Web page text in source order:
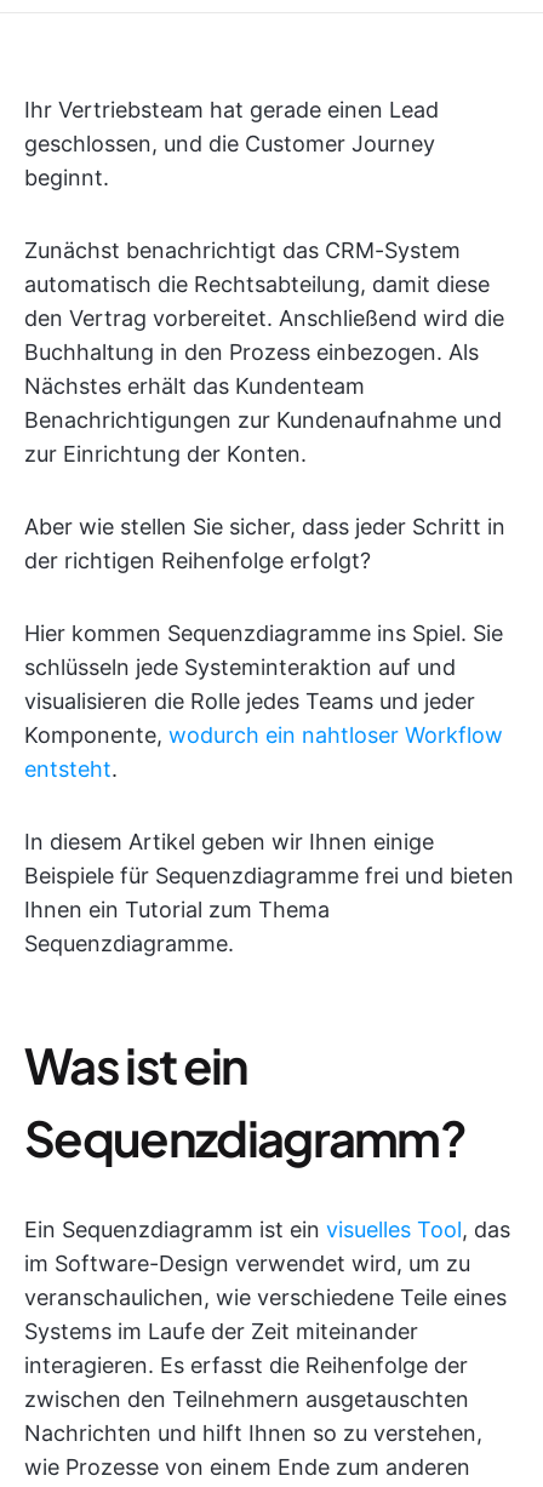
Ihr Vertriebsteam hat gerade einen Lead
geschlossen, und die Customer Journey
beginnt.
Zunächst benachrichtigt das CRM-System
automatisch die Rechtsabteilung, damit diese
den Vertrag vorbereitet. Anschließend wird die
Buchhaltung in den Prozess einbezogen. Als
Nächstes erhält das Kundenteam
Benachrichtigungen zur Kundenaufnahme und
zur Einrichtung der Konten.
Aber wie stellen Sie sicher, dass jeder Schritt in
der richtigen Reihenfolge erfolgt?
Hier kommen Sequenzdiagramme ins Spiel. Sie
schlüsseln jede Systeminteraktion auf und
visualisieren die Rolle jedes Teams und jeder
Komponente, wodurch ein nahtloser Workflow
entsteht.
In diesem Artikel geben wir Ihnen einige
Beispiele für Sequenzdiagramme frei und bieten
Ihnen ein Tutorial zum Thema
Sequenzdiagramme.
Was ist ein
Sequenzdiagramm?
Ein Sequenzdiagramm ist ein visuelles Tool, das
im Software-Design verwendet wird, um zu
veranschaulichen, wie verschiedene Teile eines
Systems im Laufe der Zeit miteinander
interagieren. Es erfasst die Reihenfolge der
zwischen den Teilnehmern ausgetauschten
Nachrichten und hilft Ihnen so zu verstehen,
wie Prozesse von einem Ende zum anderen